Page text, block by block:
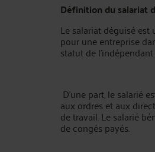
Définition du salariat
Le salariat déguisé
pour une entreprise
statut de
D’une part, le salarié
aux ordres et aux
de travail. Le salarié
de congés payés.